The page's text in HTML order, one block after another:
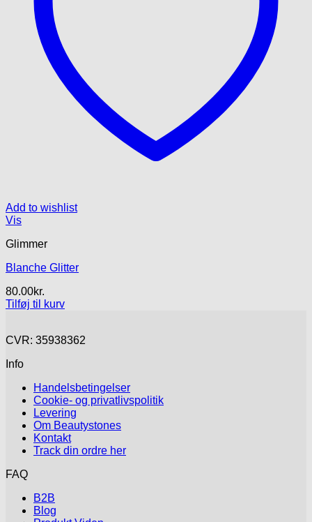
Add to wishlist
Vis
Glimmer
Blanche Glitter
80.00kr.
Tilføj til kurv
CVR: 35938362
Info
Handelsbetingelser
Cookie- og privatlivspolitik
Levering
Om Beautystones
Kontakt
Track din ordre her
FAQ
B2B
Blog